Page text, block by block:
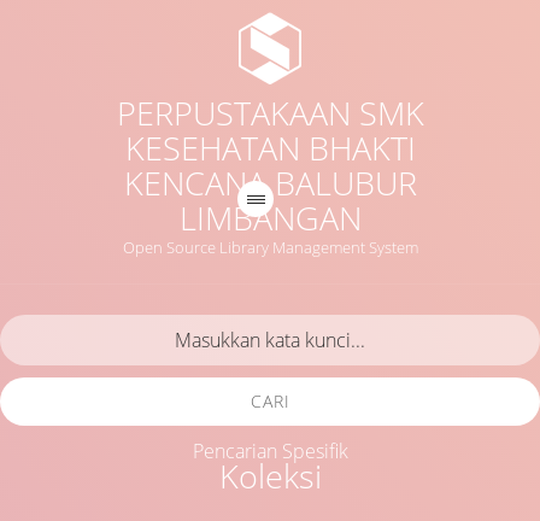
PERPUSTAKAAN SMK
KESEHATAN BHAKTI
KENCANA BALUBUR
LIMBANGAN
Open Source Library Management System
Koleksi
CARI
Pencarian Spesifik